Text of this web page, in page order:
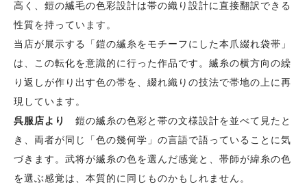
高く、鎧の縅毛の色彩設計は帯の織り設計に直接翻訳できる
性質を持っています。
当店が展示する「鎧の縅糸をモチーフにした本爪綴れ袋帯」
は、この転化を意識的に行った作品です。縅糸の横方向の繰
り返しが作り出す色の帯を、綴れ織りの技法で帯地の上に再
現しています。
呉服店より 鎧の縅糸の色彩と帯の文様設計を並べて見たと
き、両者が同じ「色の幾何学」の言語で語っていることに気
づきます。武将が縅糸の色を選んだ感覚と、帯師が緯糸の色
を選ぶ感覚は、本質的に同じものかもしれません。